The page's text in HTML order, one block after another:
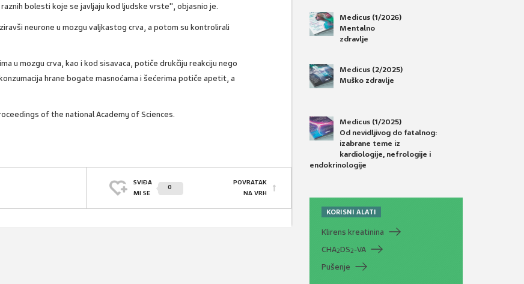
bolesti koje se javljaju kod ljudske vrste", objasnio je.
neurone u mozgu valjkastog crva, a potom su kontrolirali
u mozgu crva, kao i kod sisavaca, potiče drukčiju reakciju nego
hrane bogate masnoćama i šećerima potiče apetit, a
of the national Academy of Sciences.
SVIĐA
MI SE
0
POVRATAK
NA VRH
Medicus (1/2026)
Mentalno
zdravlje
Medicus (2/2025)
Muško zdravlje
Medicus (1/2025)
Od nevidljivog do fatalnog:
izabrane teme iz
kardiologije, nefrologije i
endokrinologije
KORISNI ALATI
Klirens kreatinina
CHA2DS2-VA
Pušenje